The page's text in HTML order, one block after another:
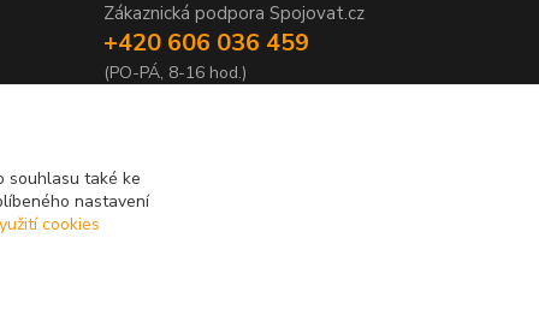
Zákaznická podpora Spojovat.cz
+420 606 036 459
(PO-PÁ, 8-16 hod.)
souhlasu také ke
nastavení
cookies